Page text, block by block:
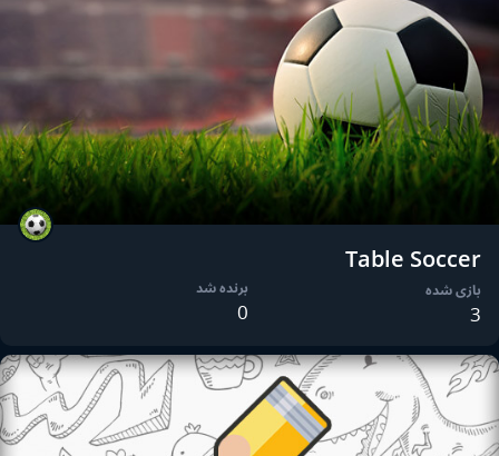
Table Soccer
بازی شده
3
برنده شد
0